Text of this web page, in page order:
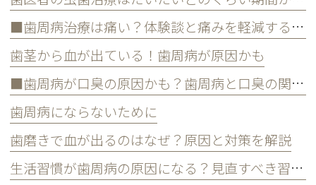
■歯周病治療は痛い？体験談と痛みを軽減する方法
歯茎から血が出ている！歯周病が原因かも
■歯周病が口臭の原因かも？歯周病と口臭の関係について
歯周病にならないために
歯磨きで血が出るのはなぜ？原因と対策を解説
生活習慣が歯周病の原因になる？見直すべき習慣とは？